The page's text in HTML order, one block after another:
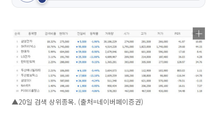
▲20일 검색 상위종목. (출처=네이버페이증권)